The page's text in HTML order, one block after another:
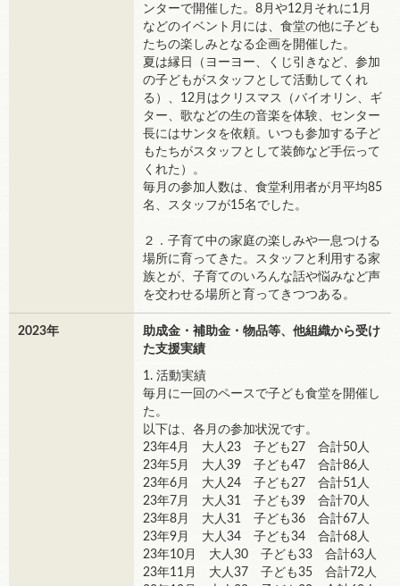
ンターで開催した。8月や12月それに1月
などのイベント月には、食堂の他に子ども
たちの楽しみとなる企画を開催した。
夏は縁日（ヨーヨー、くじ引きなど、参加
の子どもがスタッフとして活動してくれ
る）、12月はクリスマス（バイオリン、ギ
ター、歌などの生の音楽を体験、センター
長にはサンタを依頼。いつも参加する子ど
もたちがスタッフとして装飾など手伝って
くれた）。
毎月の参加人数は、食堂利用者が月平均85
名、スタッフが15名でした。
２．子育て中の家庭の楽しみや一息つける
場所に育ってきた。スタッフと利用する家
族とが、子育てのいろんな話や悩みなど声
を交わせる場所と育ってきつつある。
2023年
助成金・補助金・物品等、他組織から受け
た支援実績
1. 活動実績
毎月に一回のペースで子ども食堂を開催し
た。
以下は、各月の参加状況です。
23年4月 大人23 子ども27 合計50人
23年5月 大人39 子ども47 合計86人
23年6月 大人24 子ども27 合計51人
23年7月 大人31 子ども39 合計70人
23年8月 大人31 子ども36 合計67人
23年9月 大人34 子ども34 合計68人
23年10月 大人30 子ども33 合計63人
23年11月 大人37 子ども35 合計72人